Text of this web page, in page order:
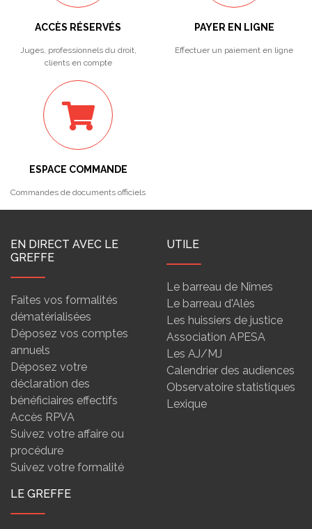
ACCÈS RÉSERVÉS
Juges, professionnels du droit,
clients en compte
PAYER EN LIGNE
Effectuer un paiement en ligne
ESPACE COMMANDE
Commandes de documents officiels
EN DIRECT AVEC LE
GREFFE
Faites vos formalités
dématérialisées
Déposez vos comptes
annuels
Déposez votre
déclaration des
bénéficiaires effectifs
Accès RPVA
Suivez votre affaire ou
procédure
Suivez votre formalité
UTILE
Le barreau de Nîmes
Le barreau d'Alès
Les huissiers de justice
Association APESA
Les AJ/MJ
Calendrier des audiences
Observatoire statistiques
Lexique
LE GREFFE